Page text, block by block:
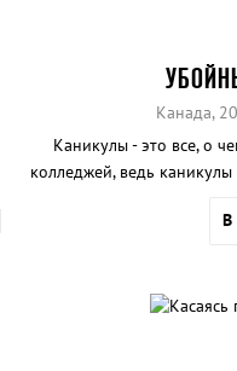
Канада,
Каникулы - это все, о
колледжей, ведь
В